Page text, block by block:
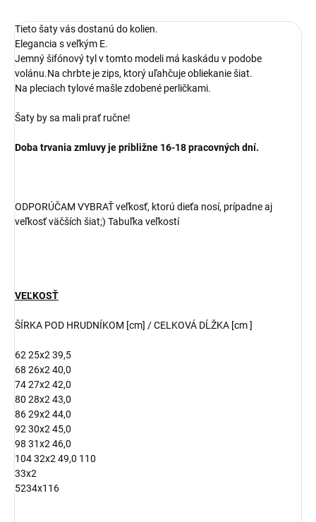
Tieto šaty vás dostanú do kolien.
Elegancia s veľkým E.
Jemný šifónový tyl v tomto modeli má kaskádu v podobe
volánu.Na chrbte je zips, ktorý uľahčuje obliekanie šiat.
Na pleciach tylové mašle zdobené perličkami.
Šaty by sa mali prať ručne!
Doba trvania zmluvy je približne 16-18 pracovných dní.
ODPORÚČAM VYBRAŤ veľkosť, ktorú dieťa nosí, prípadne aj
veľkosť väčších šiat;) Tabuľka veľkostí
VEĽKOSŤ
ŠÍRKA POD HRUDNÍKOM [cm] / CELKOVÁ DĹŽKA [cm ]
62 25x2 39,5
68 26x2 40,0
74 27x2 42,0
80 28x2 43,0
86 29x2 44,0
92 30x2 45,0
98 31x2 46,0
104 32x2 49,0 110
33x2
5234x116